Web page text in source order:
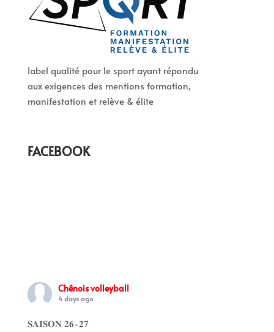
label qualité pour le sport ayant répondu
aux exigences des mentions formation,
manifestation et relève & élite
FACEBOOK
Chênois volleyball
4 days ago
𝐒𝐀𝐈𝐒𝐎𝐍 𝟐𝟔-𝟐𝟕